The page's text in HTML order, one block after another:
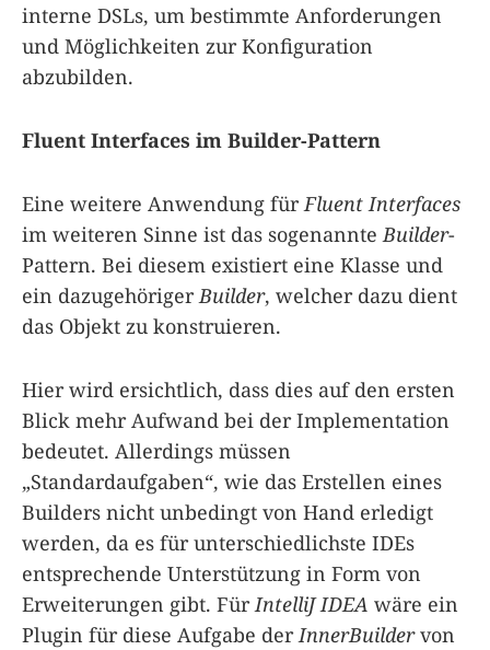
interne DSLs, um bestimmte Anforderungen
und Möglichkeiten zur Konfiguration
abzubilden.
Fluent Interfaces im Builder-Pattern
Eine weitere Anwendung für Fluent Interfaces
im weiteren Sinne ist das sogenannte Builder-
Pattern. Bei diesem existiert eine Klasse und
ein dazugehöriger Builder, welcher dazu dient
das Objekt zu konstruieren.
Hier wird ersichtlich, dass dies auf den ersten
Blick mehr Aufwand bei der Implementation
bedeutet. Allerdings müssen
„Standardaufgaben“, wie das Erstellen eines
Builders nicht unbedingt von Hand erledigt
werden, da es für unterschiedlichste IDEs
entsprechende Unterstützung in Form von
Erweiterungen gibt. Für IntelliJ IDEA wäre ein
Plugin für diese Aufgabe der InnerBuildervon